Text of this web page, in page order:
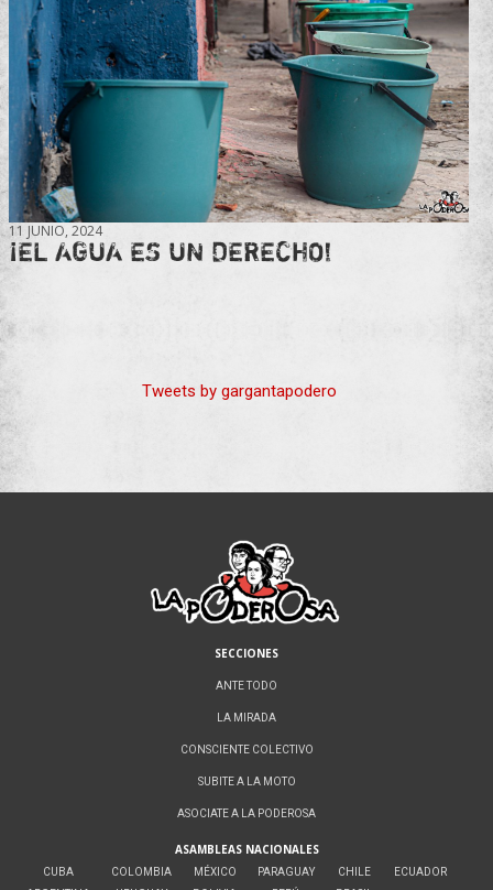
11 JUNIO, 2024
¡EL AGUA ES UN DERECHO!
Tweets by gargantapodero
SECCIONES
ANTE TODO
LA MIRADA
CONSCIENTE COLECTIVO
SUBITE A LA MOTO
ASOCIATE A LA PODEROSA
ASAMBLEAS NACIONALES
CUBA
COLOMBIA
MÉXICO
PARAGUAY
CHILE
ECUADOR